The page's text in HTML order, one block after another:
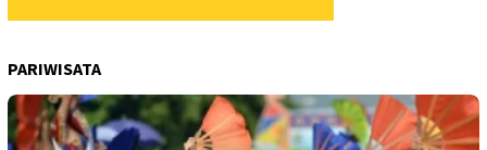
PARIWISATA